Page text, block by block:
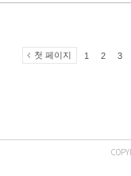
첫 페이지 1 2 3